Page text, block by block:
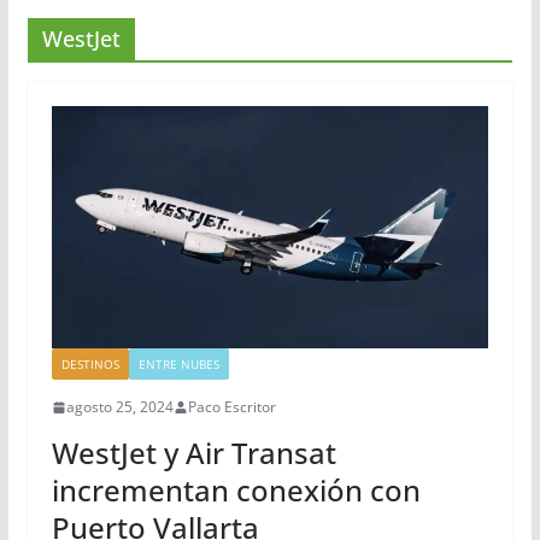
WestJet
DESTINOS ENTRE NUBES
agosto 25, 2024 Paco Escritor
WestJet y Air Transat
incrementan conexión con
Puerto Vallarta